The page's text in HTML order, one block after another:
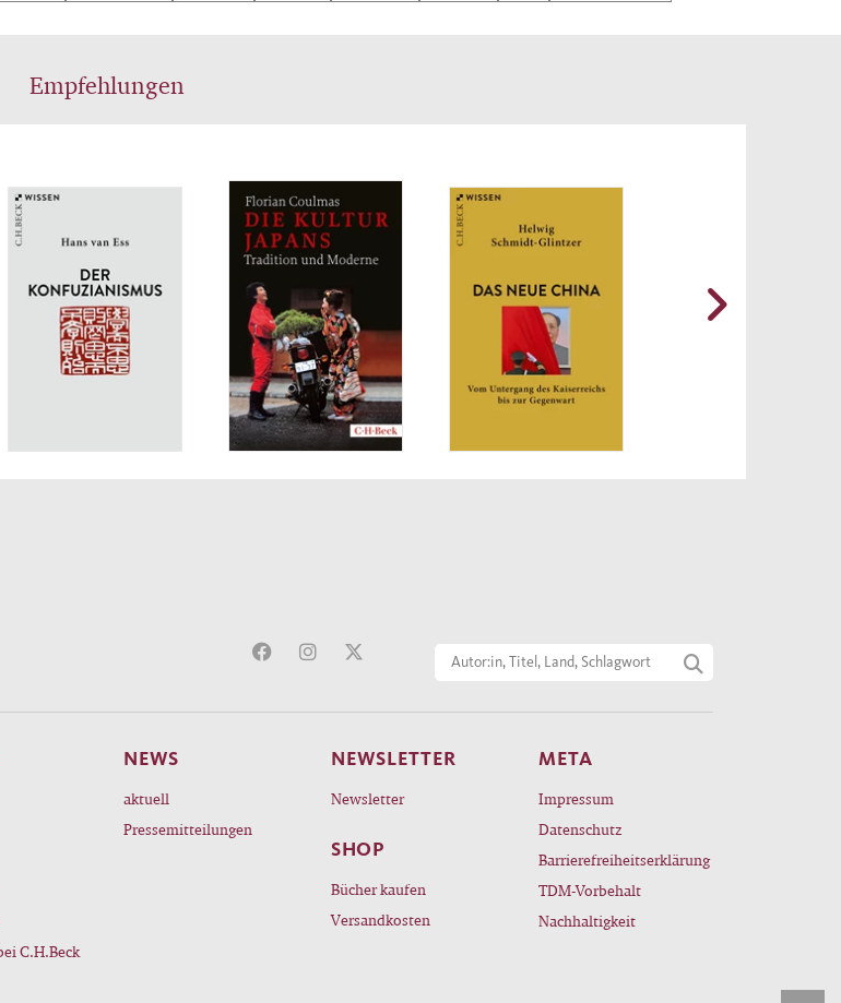
Empfehlungen
C.H.Beck
NEWS
aktuell
Pressemitteilungen
NEWSLETTER
Newsletter
SHOP
Bücher kaufen
Versandkosten
META
Impressum
Datenschutz
Barrierefreiheitserklärung
TDM-Vorbehalt
Nachhaltigkeit